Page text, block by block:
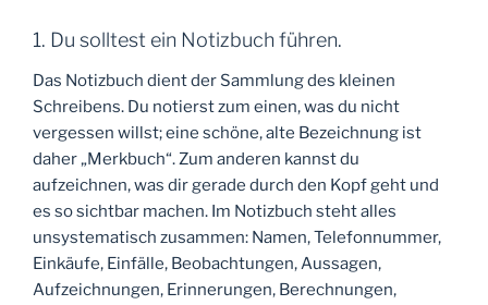
1. Du solltest ein Notizbuch führen.
Das Notizbuch dient der Sammlung des kleinen
Schreibens. Du notierst zum einen, was du nicht
vergessen willst; eine schöne, alte Bezeichnung ist
daher „Merkbuch“. Zum anderen kannst du
aufzeichnen, was dir gerade durch den Kopf geht und
es so sichtbar machen. Im Notizbuch steht alles
unsystematisch zusammen: Namen, Telefonnummer,
Einkäufe, Einfälle, Beobachtungen, Aussagen,
Aufzeichnungen, Erinnerungen, Berechnungen,